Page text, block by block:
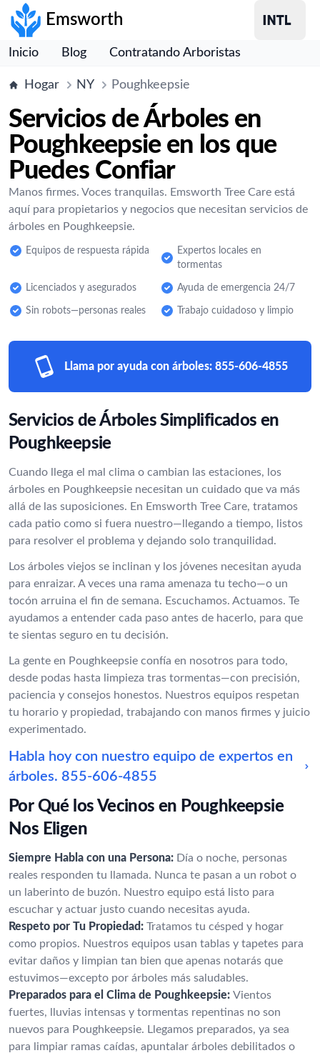
Emsworth
Inicio Blog Contratando Arboristas
Hogar NY Poughkeepsie
Servicios de Árboles en
Poughkeepsie en los que
Puedes Confiar
Manos firmes. Voces tranquilas. Emsworth Tree Care está
aquí para propietarios y negocios que necesitan servicios de
árboles en Poughkeepsie.
Equipos de respuesta rápida
Expertos locales en
tormentas
Licenciados y asegurados Ayuda de emergencia 24/7
Sin robots—personas reales Trabajo cuidadoso y limpio
Llama por ayuda con árboles: 855-606-4855
Servicios de Árboles Simplificados en
Poughkeepsie
Cuando llega el mal clima o cambian las estaciones, los
árboles en Poughkeepsie necesitan un cuidado que va más
allá de las suposiciones. En Emsworth Tree Care, tratamos
cada patio como si fuera nuestro—llegando a tiempo, listos
para resolver el problema y dejando solo tranquilidad.
Los árboles viejos se inclinan y los jóvenes necesitan ayuda
para enraizar. A veces una rama amenaza tu techo—o un
tocón arruina el fin de semana. Escuchamos. Actuamos. Te
ayudamos a entender cada paso antes de hacerlo, para que
te sientas seguro en tu decisión.
La gente en Poughkeepsie confía en nosotros para todo,
desde podas hasta limpieza tras tormentas—con precisión,
paciencia y consejos honestos. Nuestros equipos respetan
tu horario y propiedad, trabajando con manos firmes y juicio
experimentado.
Habla hoy con nuestro equipo de expertos en
árboles. 855-606-4855
Por Qué los Vecinos en Poughkeepsie
Nos Eligen
Siempre Habla con una Persona: Día o noche, personas
reales responden tu llamada. Nunca te pasan a un robot o
un laberinto de buzón. Nuestro equipo está listo para
escuchar y actuar justo cuando necesitas ayuda.
Respeto por Tu Propiedad: Tratamos tu césped y hogar
como propios. Nuestros equipos usan tablas y tapetes para
evitar daños y limpian tan bien que apenas notarás que
estuvimos—excepto por árboles más saludables.
Preparados para el Clima de Poughkeepsie: Vientos
fuertes, lluvias intensas y tormentas repentinas no son
nuevos para Poughkeepsie. Llegamos preparados, ya sea
para limpiar ramas caídas, apuntalar árboles debilitados o